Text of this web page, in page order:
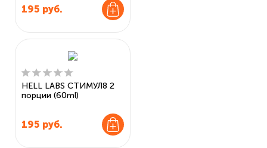
195 руб.
HELL LABS СТИМУЛ8 2
порции (60ml)
195 руб.